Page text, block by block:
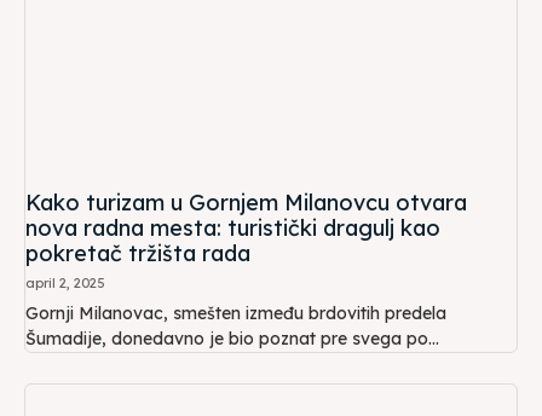
Kako turizam u Gornjem Milanovcu otvara
nova radna mesta: turistički dragulj kao
pokretač tržišta rada
april 2, 2025
Gornji Milanovac, smešten između brdovitih predela
Šumadije, donedavno je bio poznat pre svega po...